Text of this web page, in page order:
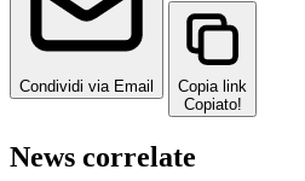
Condividi via Email
Copia link
Copiato!
News correlate